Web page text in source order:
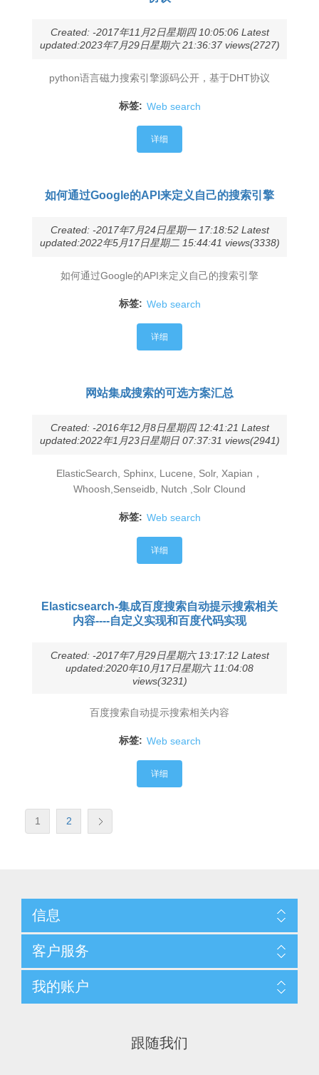
Created: -2017年11月2日星期四 10:05:06 Latest
updated:2023年7月29日星期六 21:36:37 views(2727)
python语言磁力搜索引擎源码公开，基于DHT协议
标签: Web search
详细
如何通过Google的API来定义自己的搜索引擎
Created: -2017年7月24日星期一 17:18:52 Latest
updated:2022年5月17日星期二 15:44:41 views(3338)
如何通过Google的API来定义自己的搜索引擎
标签: Web search
详细
网站集成搜索的可选方案汇总
Created: -2016年12月8日星期四 12:41:21 Latest
updated:2022年1月23日星期日 07:37:31 views(2941)
ElasticSearch, Sphinx, Lucene, Solr, Xapian，
Whoosh,Senseidb, Nutch ,Solr Clound
标签: Web search
详细
Elasticsearch-集成百度搜索自动提示搜索相关
内容----自定义实现和百度代码实现
Created: -2017年7月29日星期六 13:17:12 Latest
updated:2020年10月17日星期六 11:04:08
views(3231)
百度搜索自动提示搜索相关内容
标签: Web search
详细
1 2
信息
客户服务
我的账户
跟随我们